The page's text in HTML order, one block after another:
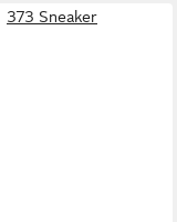
373 Sneaker